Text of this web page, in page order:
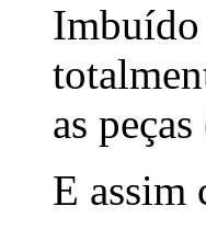
Imbuído
as
E assim